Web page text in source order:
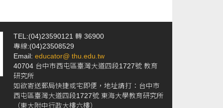
TEL:(04)23590121 轉 36900
專線:(04)23508529
Email:educator@ thu.edu.tw
40704 台中市西屯區臺灣大道四段1727號 教育
研究所
如欲寄送郵局快捷或宅即便，地址請打：台中市
西屯區臺灣大道四段1727號 東海大學教育研究所
（東大附中行政大樓六樓）